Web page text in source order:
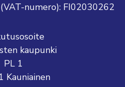
numero): FI02030262
kaupunki
PL 1
Kauniainen